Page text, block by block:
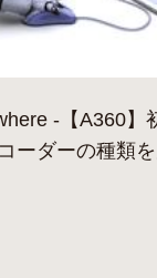
-【A360】
ーダーの種類